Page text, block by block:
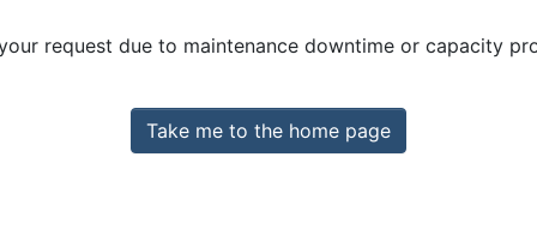
request due to maintenance downtime or capacity
Take me to the home page